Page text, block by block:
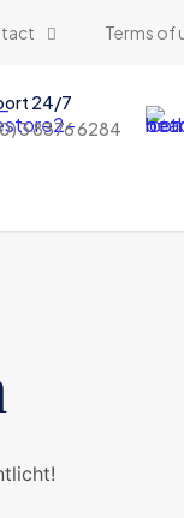
Terms of
24/7
3 8376 6284